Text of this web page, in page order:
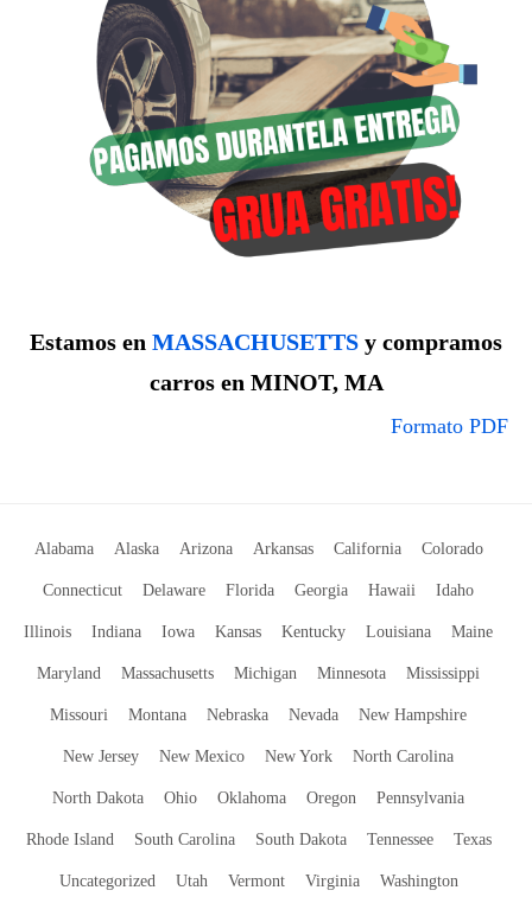
Estamos en MASSACHUSETTS y compramos
carros en MINOT, MA
Formato PDF
Alabama Alaska Arizona Arkansas California Colorado
Connecticut Delaware Florida Georgia Hawaii Idaho
Illinois Indiana Iowa Kansas Kentucky Louisiana Maine
Maryland Massachusetts Michigan Minnesota Mississippi
Missouri Montana Nebraska Nevada New Hampshire
New Jersey New Mexico New York North Carolina
North Dakota Ohio Oklahoma Oregon Pennsylvania
Rhode Island South Carolina South Dakota Tennessee Texas
Uncategorized Utah Vermont Virginia Washington